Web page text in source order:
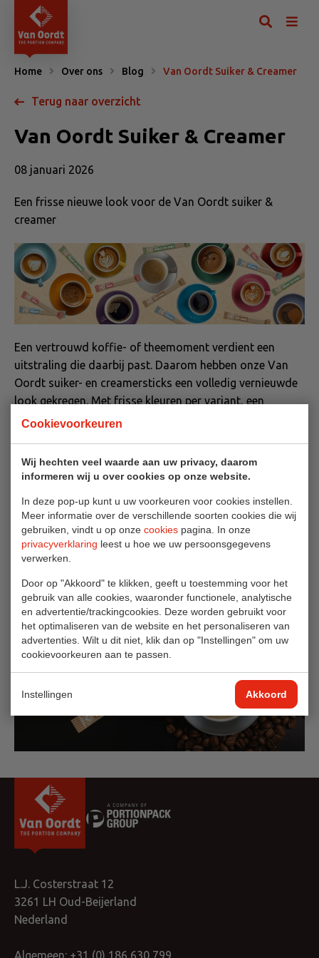
Cookievoorkeuren
Wij hechten veel waarde aan uw privacy, daarom
informeren wij u over cookies op onze website.
In deze pop-up kunt u uw voorkeuren voor cookies instellen.
Meer informatie over de verschillende soorten cookies die wij
gebruiken, vindt u op onze cookies pagina. In onze
privacyverklaring leest u hoe we uw persoonsgegevens
verwerken.
Door op "Akkoord" te klikken, geeft u toestemming voor het
gebruik van alle cookies, waaronder functionele, analytische
en advertentie/trackingcookies. Deze worden gebruikt voor
het optimaliseren van de website en het personaliseren van
advertenties. Wilt u dit niet, klik dan op "Instellingen" om uw
cookievoorkeuren aan te passen.
Instellingen Akkoord
Home Over ons Blog Van Oordt Suiker & Creamer
Terug naar overzicht
Van Oordt Suiker & Creamer
08 januari 2026
Een frisse nieuwe look voor de Van Oordt suiker &
creamer
Een vertrouwd koffie- of theemoment verdient een
uitstraling die daarbij past. Daarom hebben onze Van
Oordt suiker- en creamersticks een volledig vernieuwde
look gekregen. Met frisse kleuren per variant, een
moderne vormgeving en natuurlijk de herkenbare Van
lange tijd deel uit van ons assortiment en zijn niet meer
weg te denken uit horeca, hotels, bedrijven en
zorglocaties. Hoog tijd dus voor een upgrade, met een
nieuw design dat beter aansluit bij de uitstraling van
L.J. Costerstraat 12
3261 LH Oud-Beijerland
Nederland
Algemeen: +31 (0) 186 630 799